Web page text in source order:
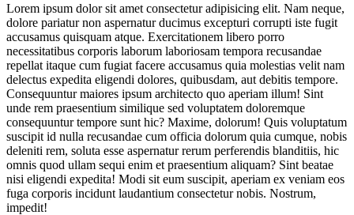
Lorem ipsum dolor sit amet consectetur adipisicing elit. Nam neque,
dolore pariatur non aspernatur ducimus excepturi corrupti iste fugit
accusamus quisquam atque. Exercitationem libero porro
necessitatibus corporis laborum laboriosam tempora recusandae
repellat itaque cum fugiat facere accusamus quia molestias velit nam
delectus expedita eligendi dolores, quibusdam, aut debitis tempore.
Consequuntur maiores ipsum architecto quo aperiam illum! Sint
unde rem praesentium similique sed voluptatem doloremque
consequuntur tempore sunt hic? Maxime, dolorum! Quis voluptatum
suscipit id nulla recusandae cum officia dolorum quia cumque, nobis
deleniti rem, soluta esse aspernatur rerum perferendis blanditiis, hic
omnis quod ullam sequi enim et praesentium aliquam? Sint beatae
nisi eligendi expedita! Modi sit eum suscipit, aperiam ex veniam eos
fuga corporis incidunt laudantium consectetur nobis. Nostrum,
impedit!